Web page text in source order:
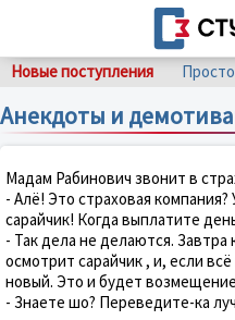
Новые поступления
Анекдоты и
Мадам Рабинович звонит в
- Алё! Это страховая
сарайчик! Когда выплатите
- Так дела не делаются.
осмотрит сарайчик , и, если
новый. Это и будет
- Знаете шо? Переведите-ка